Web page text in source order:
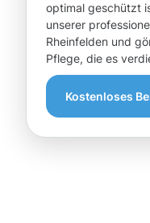
optimal geschützt
unserer
Rheinfelden und
Pflege, die es
Kostenloses